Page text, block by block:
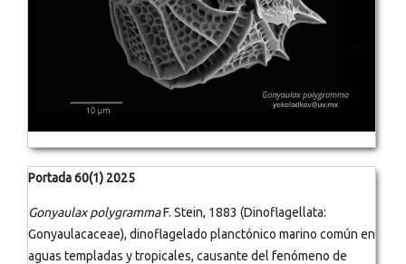
Portada 60(1) 2025
Gonyaulax polygrammaF. Stein, 1883 (Dinoflagellata:
Gonyaulacaceae), dinoflagelado planctónico marino común en
aguas templadas y tropicales, causante del fenómeno de